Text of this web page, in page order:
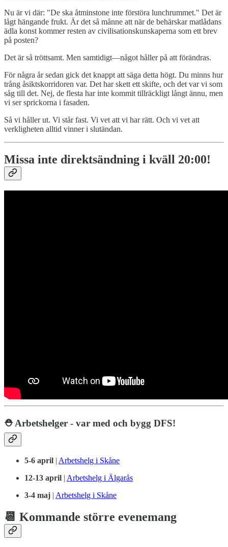
Nu är vi där: "De ska åtminstone inte förstöra lunchrummet." Det är
lågt hängande frukt. Är det så månne att när de behärskar matlådans
ädla konst kommer resten av civilisationskunskaperna som ett brev
på posten?
Det är så tröttsamt. Men samtidigt—något håller på att förändras.
För några år sedan gick det knappt att säga detta högt. Du minns hur
trång åsiktskorridoren var. Det har skett ett skifte, och det var vi som
såg till det. Nej, de flesta har inte kommit tillräckligt långt ännu, men
vi ser sprickorna i fasaden.
Så vi håller ut. Vi står fast. Vi vet att vi har rätt. Och vi vet att
verkligheten alltid vinner i slutändan.
Missa inte direktsändning i kväll 20:00!
⛑️ Arbetshelger - var med och bygg DFS!
5-6 april | Arbetshelg i Skåne
12-13 april | Arbetshelg i Älgarås
3-4 maj | Arbetshelg i Skåne
📆 Kommande större evenemang